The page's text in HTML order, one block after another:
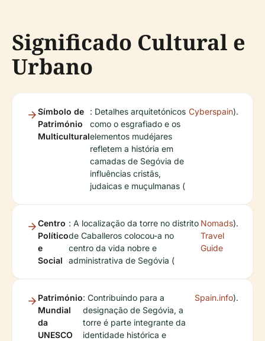
Significado Cultural e
Urbano
Símbolo de
Património
Multicultural
: Detalhes arquitetónicos
como o esgrafiado e os
elementos mudéjares
refletem a história em
camadas de Segóvia de
influências cristãs,
judaicas e muçulmanas (
Cyberspain).
Centro
Político
e
Social
: A localização da torre no distrito
de Caballeros colocou-a no
centro da vida nobre e
administrativa de Segóvia (
Nomads
Travel
Guide
).
Património
Mundial
da
UNESCO
: Contribuindo para a
designação de Segóvia, a
torre é parte integrante da
identidade histórica e
Spain.info).